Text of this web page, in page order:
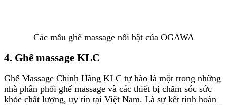
Các mẫu ghế massage nổi bật của OGAWA
4. Ghế massage KLC
Ghế Massage Chính Hãng KLC tự hào là một trong những
nhà phân phối ghế massage và các thiết bị chăm sóc sức
khỏe chất lượng, uy tín tại Việt Nam. Là sự kết tinh hoàn